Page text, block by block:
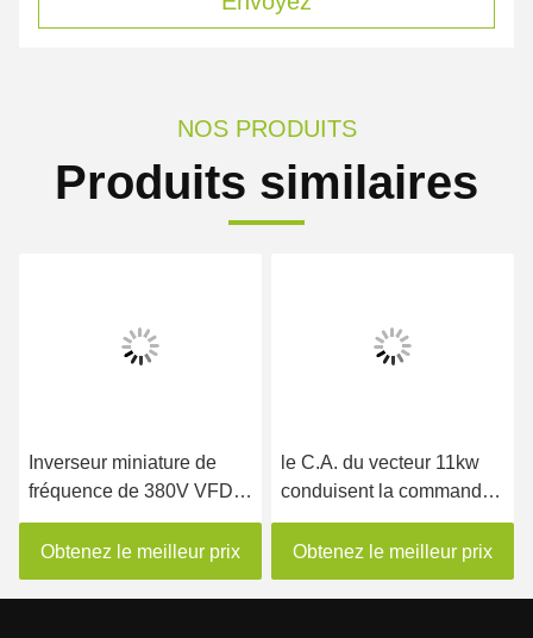
NOS PRODUITS
Produits similaires
Inverseur miniature de
fréquence de 380V VFD
0.75KW triphasé à 400KW
Obtenez le meilleur prix
le C.A. du vecteur 11kw
conduisent la commande
de vitesse de moteur avec
l'interface de l'entrée-
sortie RS485
Obtenez le meilleur prix